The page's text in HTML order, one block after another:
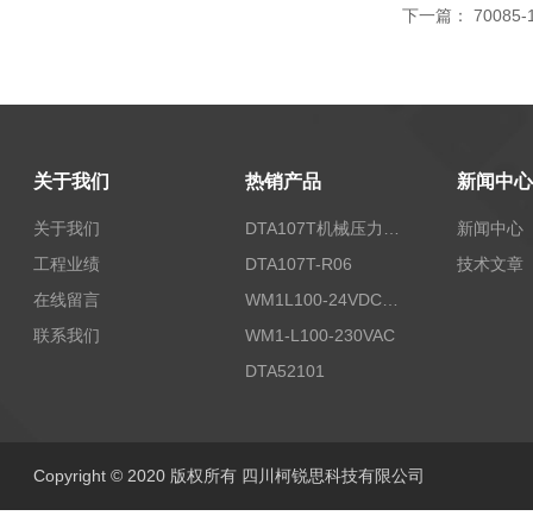
下一篇： 70085-
关于我们
关于我们
工程业绩
在线留言
联系我们
热销产品
DTA107T-R06
WM1L100-24VDC/T5X
WM1-L100-230VAC
DTA52101
新闻中心
新闻中心
技术文章
Copyright © 2020 版权所有 四川柯锐思科技有限公司